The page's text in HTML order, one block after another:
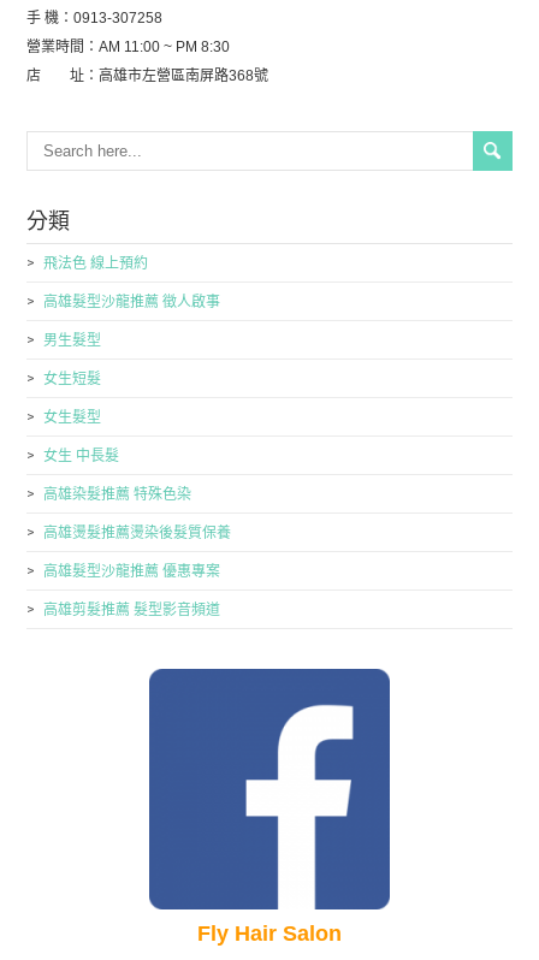
手 機：0913-307258
營業時間：AM 11:00 ~ PM 8:30
店 址：高雄市左營區南屏路368號
分類
飛法色 線上預約
高雄髮型沙龍推薦 徵人啟事
男生髮型
女生短髮
女生髮型
女生 中長髮
高雄染髮推薦 特殊色染
高雄燙髮推薦燙染後髮質保養
高雄髮型沙龍推薦 優惠專案
高雄剪髮推薦 髮型影音頻道
Fly Hair Salon